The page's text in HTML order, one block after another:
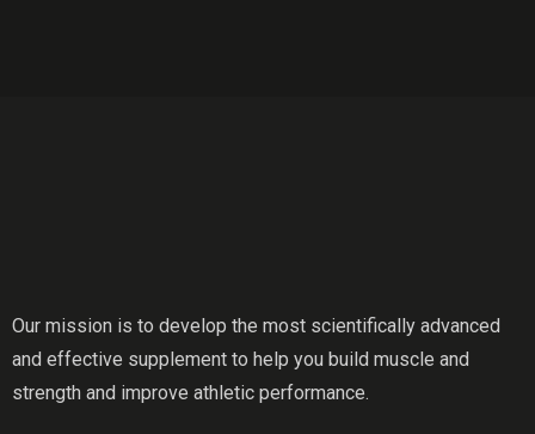
Our mission is to develop the most scientifically advanced
and effective supplement to help you build muscle and
strength and improve athletic performance.